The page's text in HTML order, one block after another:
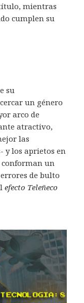
mientras
cumplen su
su
un género
arco de
atractivo,
las
y los aprietos en
conforman un
de bulto
efecto Teleñeco